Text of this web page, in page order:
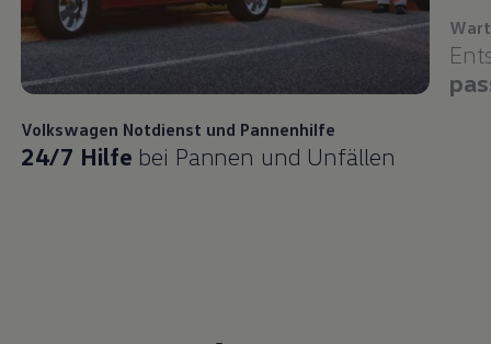
Volkswagen Notdienst und Pannenhilfe
24/7 Hilfe bei Pannen und Unfällen